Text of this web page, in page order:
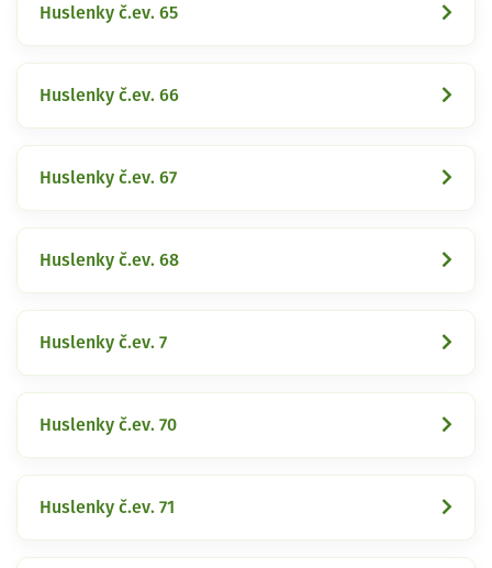
Huslenky č.ev. 65
Huslenky č.ev. 66
Huslenky č.ev. 67
Huslenky č.ev. 68
Huslenky č.ev. 7
Huslenky č.ev. 70
Huslenky č.ev. 71